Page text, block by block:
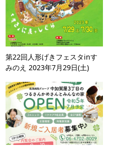
第22回人形げきフェスタinす
みのえ 2023年7月29日(土)